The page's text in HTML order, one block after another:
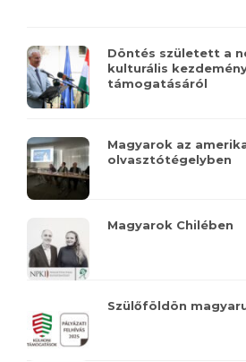
Döntés született a
kulturális
támogatásáról
Magyarok az
olvasztótégelyben
Magyarok Chilében
Szülőföldön